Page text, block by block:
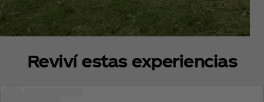
Reviví estas experiencias